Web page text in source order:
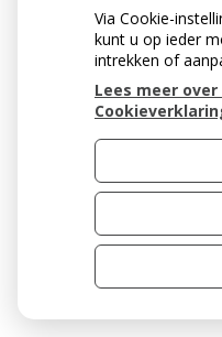
Terug naar overzicht
Via Cookie-
kunt u op ieder
intrekken of
Lees meer